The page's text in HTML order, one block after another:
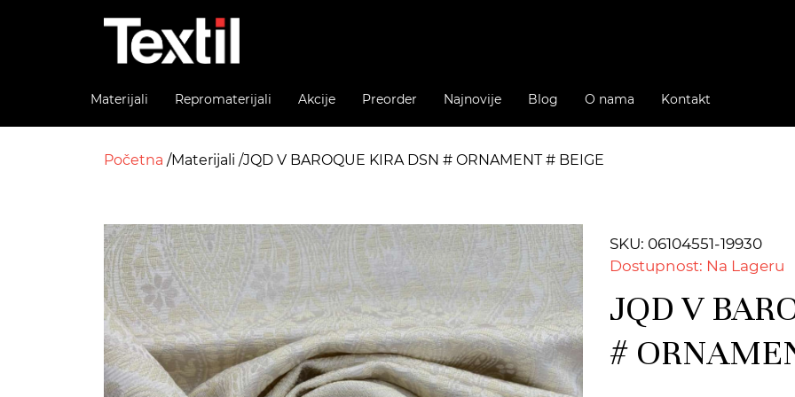
Materijali Repromaterijali Akcije Preorder Najnovije Blog O nama Kontakt
Početna Materijali JQD V BAROQUE KIRA DSN # ORNAMENT # BEIGE
SKU: 06104551-19930
Dostupnost: Na Lageru
JQD V
#